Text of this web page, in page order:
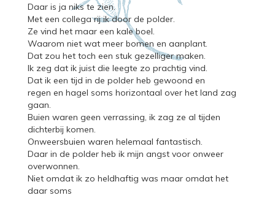
Daar is ja niks te zien.
Met een collega rij ik door de polder.
Ze vind het maar een kale boel.
Waarom niet wat meer bomen en aanplant.
Dat zou het toch een stuk gezelliger maken.
Ik zeg dat ik juist die leegte zo prachtig vind.
Dat ik een tijd in de polder heb gewoond en
regen en hagel soms horizontaal over het land zag
gaan.
Buien waren geen verrassing, ik zag ze al tijden
dichterbij komen.
Onweersbuien waren helemaal fantastisch.
Daar in de polder heb ik mijn angst voor onweer
overwonnen.
Niet omdat ik zo heldhaftig was maar omdat het
daar soms